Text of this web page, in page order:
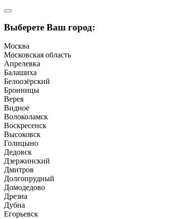
Выберете Ваш город:
Москва
Московская область
Апрелевка
Балашиха
Белоозёрский
Бронницы
Верея
Видное
Волоколамск
Воскресенск
Высоковск
Голицыно
Дедовск
Дзержинский
Дмитров
Долгопрудный
Домодедово
Дрезна
Дубна
Егорьевск